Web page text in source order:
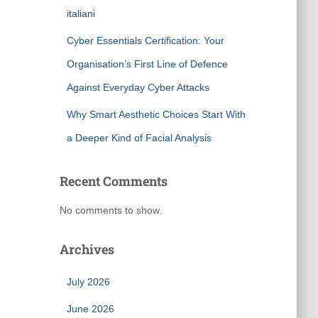
italiani
Cyber Essentials Certification: Your
Organisation’s First Line of Defence
Against Everyday Cyber Attacks
Why Smart Aesthetic Choices Start With
a Deeper Kind of Facial Analysis
Recent Comments
No comments to show.
Archives
July 2026
June 2026